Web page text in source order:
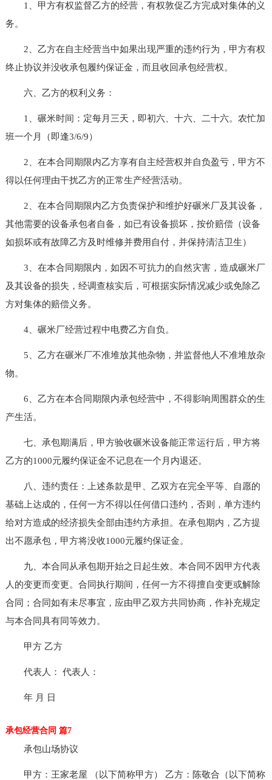
1、甲方有权监督乙方的经营，有权敦促乙方完成对集体的义
务。
2、乙方在自主经营当中如果出现严重的违约行为，甲方有权
终止协议并没收承包履约保证金，而且收回承包经营权。
六、乙方的权利义务：
1、碾米时间：定每月三天，即初六、十六、二十六。农忙加
班一个月（即逢3/6/9）
2、在本合同期限内乙方享有自主经营权并自负盈亏，甲方不
得以任何理由干扰乙方的正常生产经营活动。
2、在本合同期限内乙方负责保护和维护好碾米厂及其设备，
其他需要的设备承包者自备，如已有设备损坏，按价赔偿（设备
如损坏或有故障乙方及时维修并费用自付，并保持清洁卫生）
3、在本合同期限内，如因不可抗力的自然灾害，造成碾米厂
及其设备的损失，经调查核实后，可根据实际情况减少或免除乙
方对集体的赔偿义务。
4、碾米厂经营过程中电费乙方自负。
5、乙方在碾米厂不准堆放其他杂物，并监督他人不准堆放杂
物。
6、乙方在本合同期限内承包经营中，不得影响周围群众的生
产生活。
七、承包期满后，甲方验收碾米设备能正常运行后，甲方将
乙方的1000元履约保证金不记息在一个月内退还。
八、违约责任：上述条款是甲、乙双方在完全平等、自愿的
基础上达成的，任何一方不得以任何借口违约，否则，单方违约
给对方造成的经济损失全部由违约方承担。在承包期内，乙方提
出不愿承包，甲方将没收1000元履约保证金。
九、本合同从承包期开始之日起生效。本合同不因甲方代表
人的变更而变更。合同执行期间，任何一方不得擅自变更或解除
合同；合同如有未尽事宜，应由甲乙双方共同协商，作补充规定
与本合同具有同等效力。
甲方 乙方
代表人： 代表人：
年 月 日
承包经营合同 篇7
承包山场协议
甲方：王家老屋 （以下简称甲方） 乙方：陈敬合（以下简称